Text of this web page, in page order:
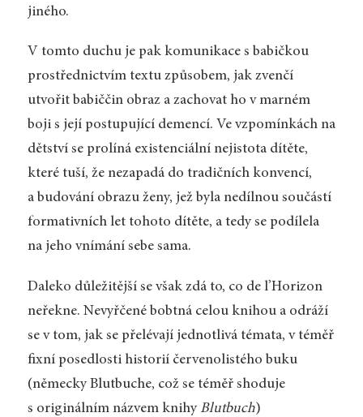
jiného.
V tomto duchu je pak komunikace s babičkou
prostřednictvím textu způsobem, jak zvenčí
utvořit babiččin obraz a zachovat ho v marném
boji s její postupující demencí. Ve vzpomínkách na
dětství se prolíná existenciální nejistota dítěte,
které tuší, že nezapadá do tradičních konvencí,
a budování obrazu ženy, jež byla nedílnou součástí
formativních let tohoto dítěte, a tedy se podílela
na jeho vnímání sebe sama.
Daleko důležitější se však zdá to, co de l’Horizon
neřekne. Nevyřčené bobtná celou knihou a odráží
se v tom, jak se přelévají jednotlivá témata, v téměř
fixní posedlosti historií červenolistého buku
(německy Blutbuche, což se téměř shoduje
s originálním názvem knihyBlutbuch)